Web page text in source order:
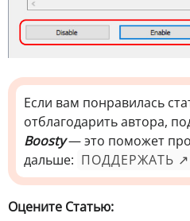
Если вам понравилась
отблагодарить автора,
Boosty— это поможет
дальше: ПОДДЕРЖАТЬ ↗
Оцените Статью: